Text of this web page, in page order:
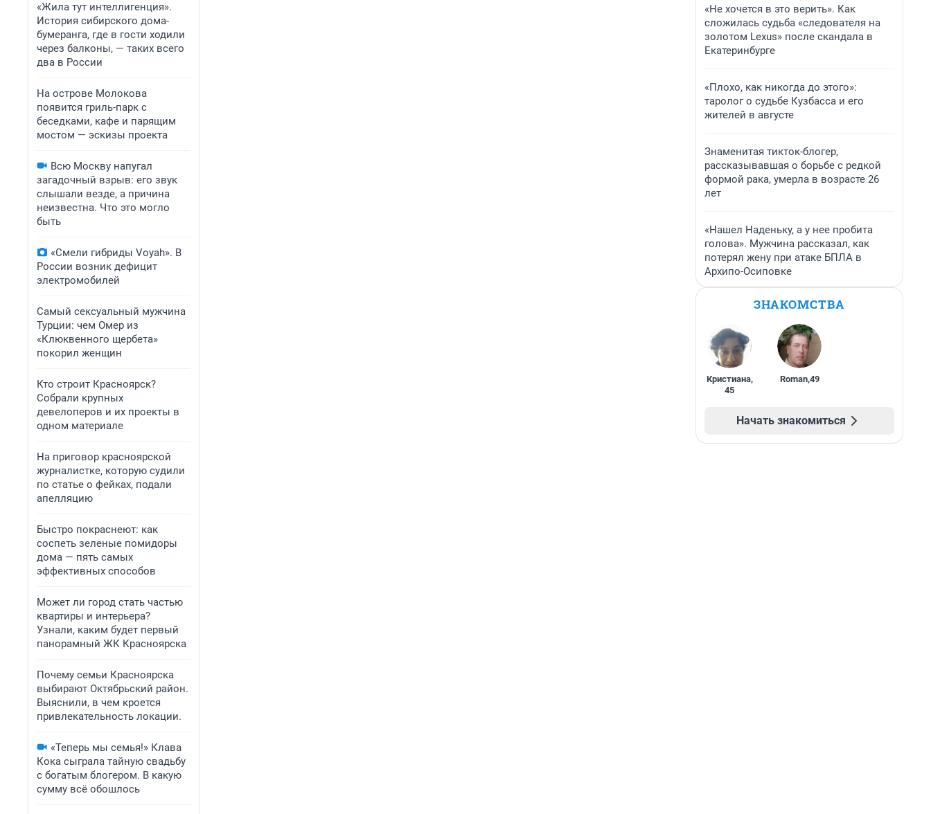
«Жила тут интеллигенция».
История сибирского дома-
бумеранга, где в гости ходили
через балконы, — таких всего
два в России
На острове Молокова
появится гриль-парк с
беседками, кафе и парящим
мостом — эскизы проекта
Всю Москву напугал
загадочный взрыв: его звук
слышали везде, а причина
неизвестна. Что это могло
быть
«Смели гибриды Voyah». В
России возник дефицит
электромобилей
Самый сексуальный мужчина
Турции: чем Омер из
«Клюквенного щербета»
покорил женщин
Кто строит Красноярск?
Собрали крупных
девелоперов и их проекты в
одном материале
На приговор красноярской
журналистке, которую судили
по статье о фейках, подали
апелляцию
Быстро покраснеют: как
соспеть зеленые помидоры
дома — пять самых
эффективных способов
Может ли город стать частью
квартиры и интерьера?
Узнали, каким будет первый
панорамный ЖК Красноярска
Почему семьи Красноярска
выбирают Октябрьский район.
Выяснили, в чем кроется
привлекательность локации.
«Теперь мы семья!» Клава
Кока сыграла тайную свадьбу
с богатым блогером. В какую
сумму всё обошлось
«Не хочется в это верить». Как
сложилась судьба «следователя на
золотом Lexus» после скандала в
Екатеринбурге
«Плохо, как никогда до этого»:
таролог о судьбе Кузбасса и его
жителей в августе
Знаменитая тикток-блогер,
рассказывавшая о борьбе с редкой
формой рака, умерла в возрасте 26
лет
«Нашел Наденьку, а у нее пробита
голова». Мужчина рассказал, как
потерял жену при атаке БПЛА в
Архипо-Осиповке
ЗНАКОМСТВА
Кристиана,
45
Roman,49
Начать знакомиться